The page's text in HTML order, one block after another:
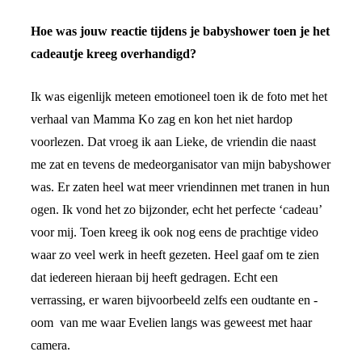
Hoe was jouw reactie tijdens je babyshower toen je het
cadeautje kreeg overhandigd?
Ik was eigenlijk meteen emotioneel toen ik de foto met het
verhaal van Mamma Ko zag en kon het niet hardop
voorlezen. Dat vroeg ik aan Lieke, de vriendin die naast
me zat en tevens de medeorganisator van mijn babyshower
was. Er zaten heel wat meer vriendinnen met tranen in hun
ogen. Ik vond het zo bijzonder, echt het perfecte ‘cadeau’
voor mij. Toen kreeg ik ook nog eens de prachtige video
waar zo veel werk in heeft gezeten. Heel gaaf om te zien
dat iedereen hieraan bij heeft gedragen. Echt een
verrassing, er waren bijvoorbeeld zelfs een oudtante en -
oom van me waar Evelien langs was geweest met haar
camera.